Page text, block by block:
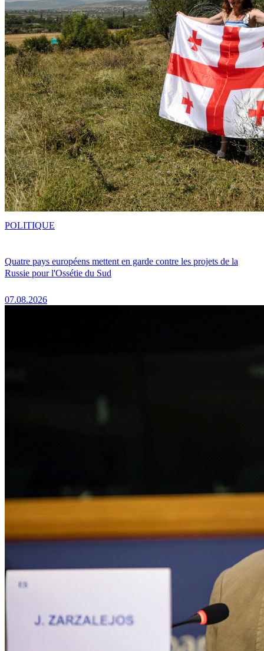
Quatre pays européens mettent en garde contre les projets de la
Russie pour l'Ossétie du Sud
07.08.2026
POLITIQUE